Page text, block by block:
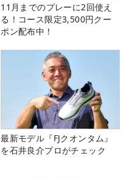
11月までのプレーに2回使え
る！コース限定3,500円クー
ポン配布中！
最新モデル『FJクオンタム』
を石井良介プロがチェック